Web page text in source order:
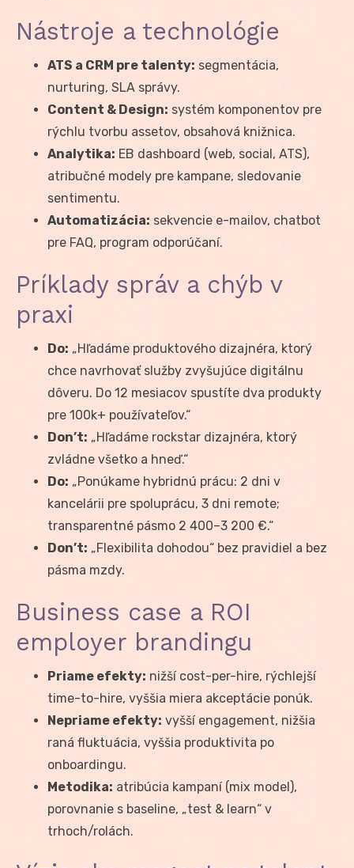
Nástroje a technológie
ATS a CRM pre talenty: segmentácia,
nurturing, SLA správy.
Content & Design: systém komponentov pre
rýchlu tvorbu assetov, obsahová knižnica.
Analytika: EB dashboard (web, social, ATS),
atribučné modely pre kampane, sledovanie
sentimentu.
Automatizácia: sekvencie e-mailov, chatbot
pre FAQ, program odporúčaní.
Príklady správ a chýb v
praxi
Do: „Hľadáme produktového dizajnéra, ktorý
chce navrhovať služby zvyšujúce digitálnu
dôveru. Do 12 mesiacov spustíte dva produkty
pre 100k+ používateľov.“
Don’t: „Hľadáme rockstar dizajnéra, ktorý
zvládne všetko a hneď.“
Do: „Ponúkame hybridnú prácu: 2 dni v
kancelárii pre spoluprácu, 3 dni remote;
transparentné pásmo 2 400–3 200 €.“
Don’t: „Flexibilita dohodou“ bez pravidiel a bez
pásma mzdy.
Business case a ROI
employer brandingu
Priame efekty: nižší cost-per-hire, rýchlejší
time-to-hire, vyššia miera akceptácie ponúk.
Nepriame efekty: vyšší engagement, nižšia
raná fluktuácia, vyššia produktivita po
onboardingu.
Metodika: atribúcia kampaní (mix model),
porovnanie s baseline, „test & learn“ v
trhoch/rolách.